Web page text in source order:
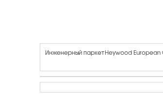
Инженерный паркет Heywood